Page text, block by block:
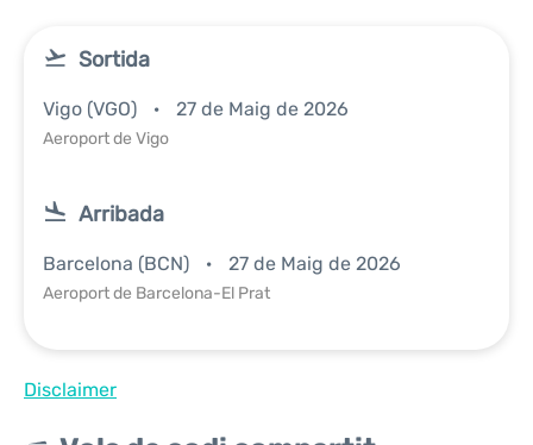
Sortida
Vigo (VGO) 27 de Maig de 2026
Aeroport de Vigo
Arribada
Barcelona (BCN) 27 de Maig de 2026
Aeroport de Barcelona-El Prat
Disclaimer